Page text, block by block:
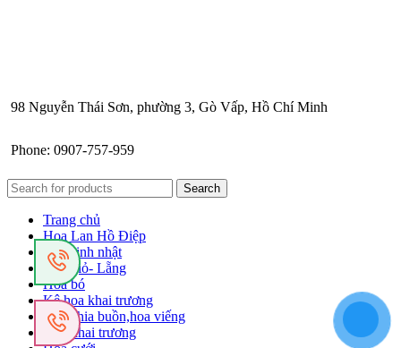
98 Nguyễn Thái Sơn, phường 3, Gò Vấp, Hồ Chí Minh
Phone: 0907-757-959
Search
Trang chủ
Hoa Lan Hồ Điệp
Hoa sinh nhật
Hoa giỏ- Lẵng
Hoa bó
Kệ hoa khai trương
Hoa chia buồn,hoa viếng
Hoa khai trương